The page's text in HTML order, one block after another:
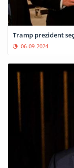
Tramp prezident
06-09-2024